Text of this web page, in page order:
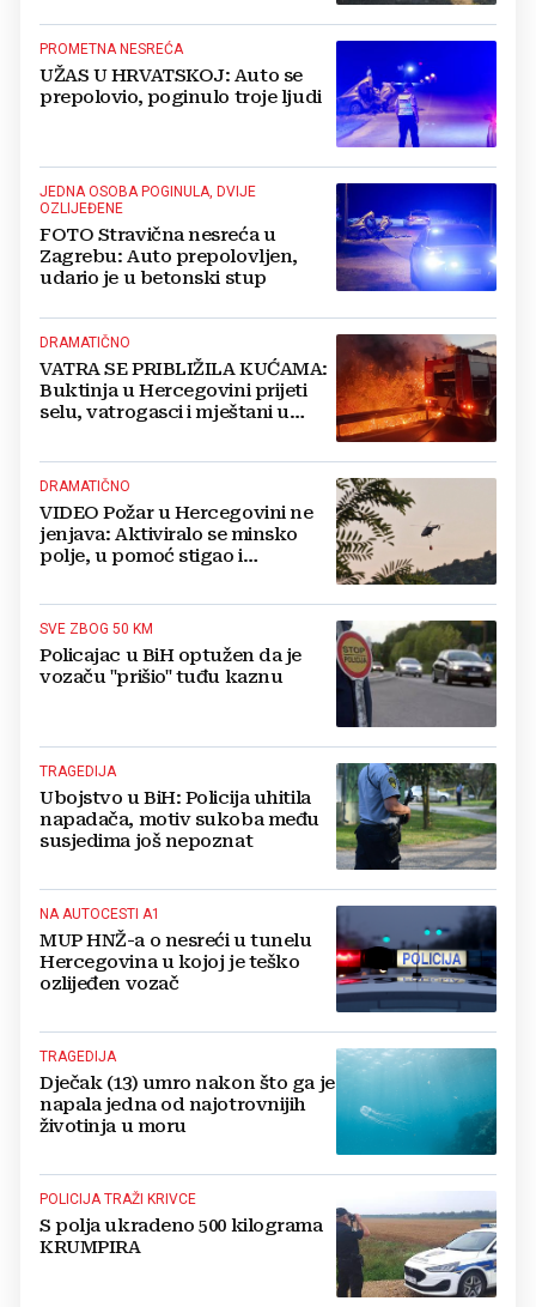
PROMETNA NESREĆA
UŽAS U HRVATSKOJ: Auto se
prepolovio, poginulo troje ljudi
JEDNA OSOBA POGINULA, DVIJE
OZLIJEĐENE
FOTO Stravična nesreća u
Zagrebu: Auto prepolovljen,
udario je u betonski stup
DRAMATIČNO
VATRA SE PRIBLIŽILA KUĆAMA:
Buktinja u Hercegovini prijeti
selu, vatrogasci i mještani u
DRAMATIČNO
VIDEO Požar u Hercegovini ne
jenjava: Aktiviralo se minsko
polje, u pomoć stigao i
SVE ZBOG 50 KM
Policajac u BiH optužen da je
vozaču "prišio" tuđu kaznu
TRAGEDIJA
Ubojstvo u BiH: Policija uhitila
napadača, motiv sukoba među
susjedima još nepoznat
NA AUTOCESTI A1
MUP HNŽ-a o nesreći u tunelu
Hercegovina u kojoj je teško
ozlijeđen vozač
TRAGEDIJA
Dječak (13) umro nakon što ga je
napala jedna od najotrovnijih
životinja u moru
POLICIJA TRAŽI KRIVCE
S polja ukradeno 500 kilograma
KRUMPIRA